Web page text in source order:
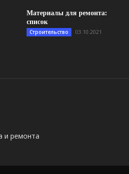
Материалы для ремонта:
список
Строительство 03.10.2021
и ремонта